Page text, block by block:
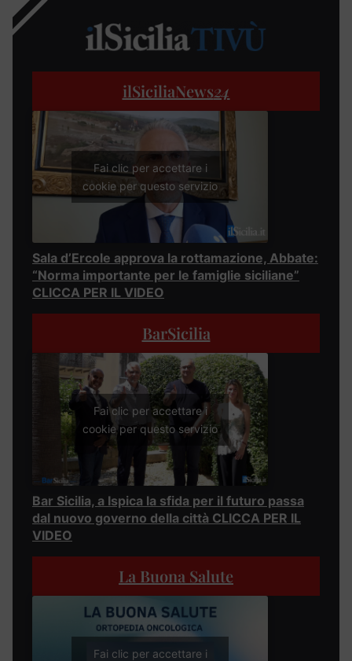
ilSiciliaNews24
Fai clic per accettare i
cookie per questo servizio
Sala d’Ercole approva la rottamazione, Abbate:
“Norma importante per le famiglie siciliane”
CLICCA PER IL VIDEO
BarSicilia
Fai clic per accettare i
cookie per questo servizio
Bar Sicilia, a Ispica la sfida per il futuro passa
dal nuovo governo della città CLICCA PER IL
VIDEO
La Buona Salute
Fai clic per accettare i